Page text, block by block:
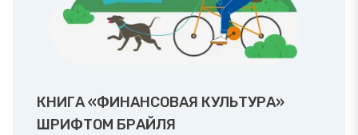
КНИГА «ФИНАНСОВАЯ КУЛЬТУРА»
ШРИФТОМ БРАЙЛЯ